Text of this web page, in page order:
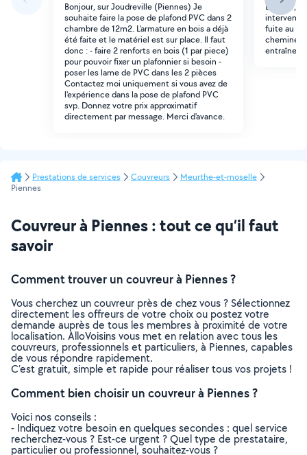
Bonjour, sur Joudreville (Piennes) Je
souhaite faire la pose de plafond PVC dans 2
chambre de 12m2. L'armature en bois a déjà
été faite et le matériel est sur place. Il faut
donc : - faire 2 renforts en bois (1 par piece)
pour pouvoir fixer un plafonnier si besoin -
poser les lame de PVC dans les 2 pièces
Contactez moi uniquement si vous avez de
l'expérience dans la pose de plafond PVC
svp. Donnez votre prix approximatif
directement par message. Merci d'avance.
Bonjour,
intervenir
fuite au
entraîne
Prestations de services Couvreurs
Meurthe-et-moselle
Piennes
Couvreur à Piennes : tout ce qu’il faut
savoir
Comment trouver un couvreur à Piennes ?
Vous cherchez un couvreur près de chez vous ? Sélectionnez
directement les offreurs de votre choix ou postez votre
demande auprès de tous les membres à proximité de votre
localisation. AlloVoisins vous met en relation avec tous les
couvreurs, professionnels et particuliers, à Piennes, capables
de vous répondre rapidement.
C’est gratuit, simple et rapide pour réaliser tous vos projets !
Comment bien choisir un couvreur à Piennes ?
Voici nos conseils :
- Indiquez votre besoin en quelques secondes : quel service
recherchez-vous ? Est-ce urgent ? Quel type de prestataire,
particulier ou professionnel, souhaitez-vous ?